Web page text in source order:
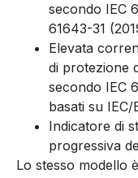
secondo IEC
61643-31
Elevata
di protezione
secondo IEC
basati su IEC/
Indicatore di
progressiva
Lo stesso modello